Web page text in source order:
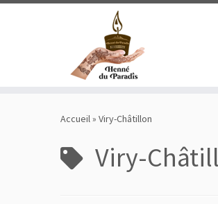
Accueil» Viry-Châtillon
Viry-